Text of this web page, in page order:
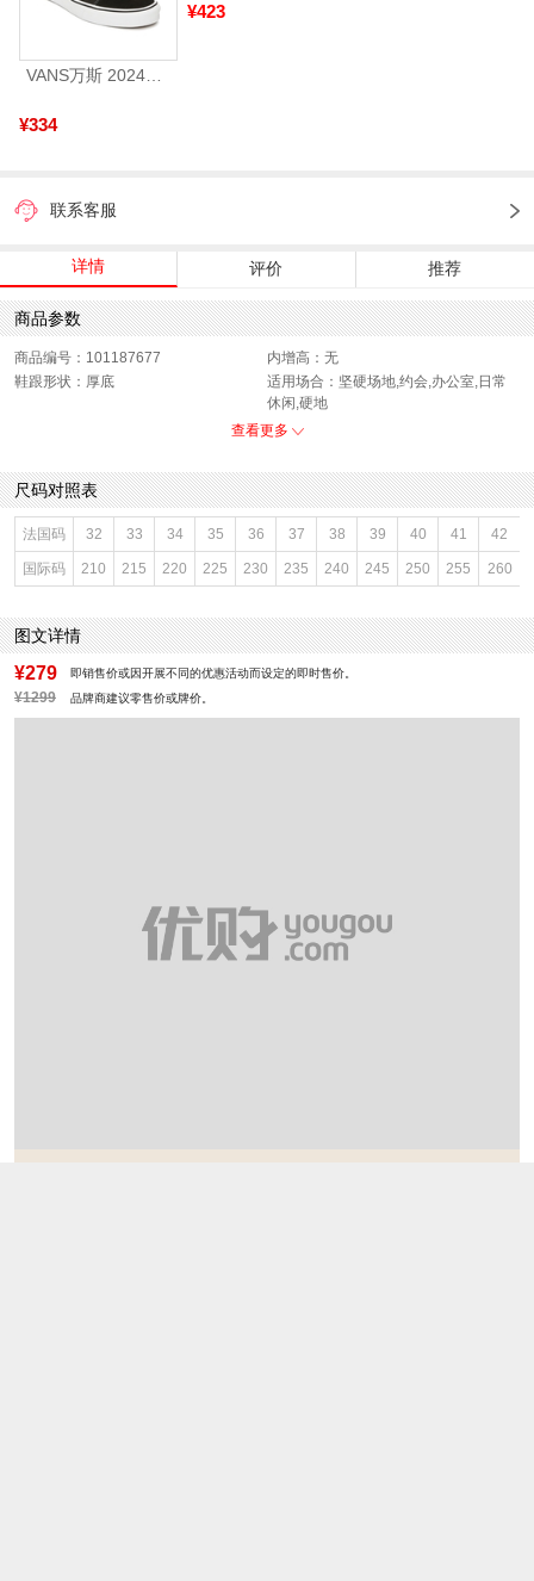
VANS万斯 2024年新款中性OldSkool帆布鞋/硫化鞋VN000D3HY28（延续款）
¥334
¥423
联系客服
详情 评价 推荐
商品参数
商品编号：101187677
内增高：无
鞋跟形状：厚底
适用场合：坚硬场地,约会,办公室,日常
休闲,硬地
渠道划分：线下同步
唯品会热搜词：新款
靴筒内里材质：头层猪皮革
色系：拼色
鞋类流行款式：马丁靴
流行元素：豹纹
靴筒筒面材质：羊皮革,PU革
参考标准尺码：36码
前掌高度：3.5CM
款式季节：春季
鞋头款式：圆头
鞋面材质：羊皮革,PU
鞋面图案：豹纹
参考鞋长(女)：25.5CM
制鞋工艺：胶贴皮鞋
跟高数值：5CM
性别：女子
查看更多
尺码对照表
法国码 32 33 34 35 36 37 38 39 40 41 42
国际码 210 215 220 225 230 235 240 245 250 255 260
图文详情
¥279 即销售价或因开展不同的优惠活动而设定的即时售价。
¥1299 品牌商建议零售价或牌价。